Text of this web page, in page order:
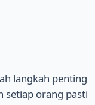
langkah penting
setiap orang pasti